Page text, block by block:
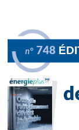
n° 748